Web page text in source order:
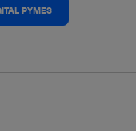
PYMES